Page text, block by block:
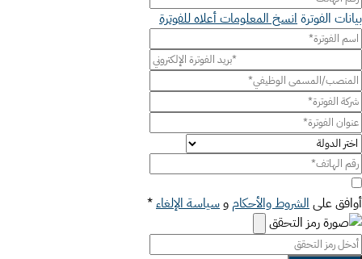
بيانات الفوترةانسخ المعلومات أعلاه للفوترة
أوافق علىالشروط والأحكام وسياسة الإلغاء*